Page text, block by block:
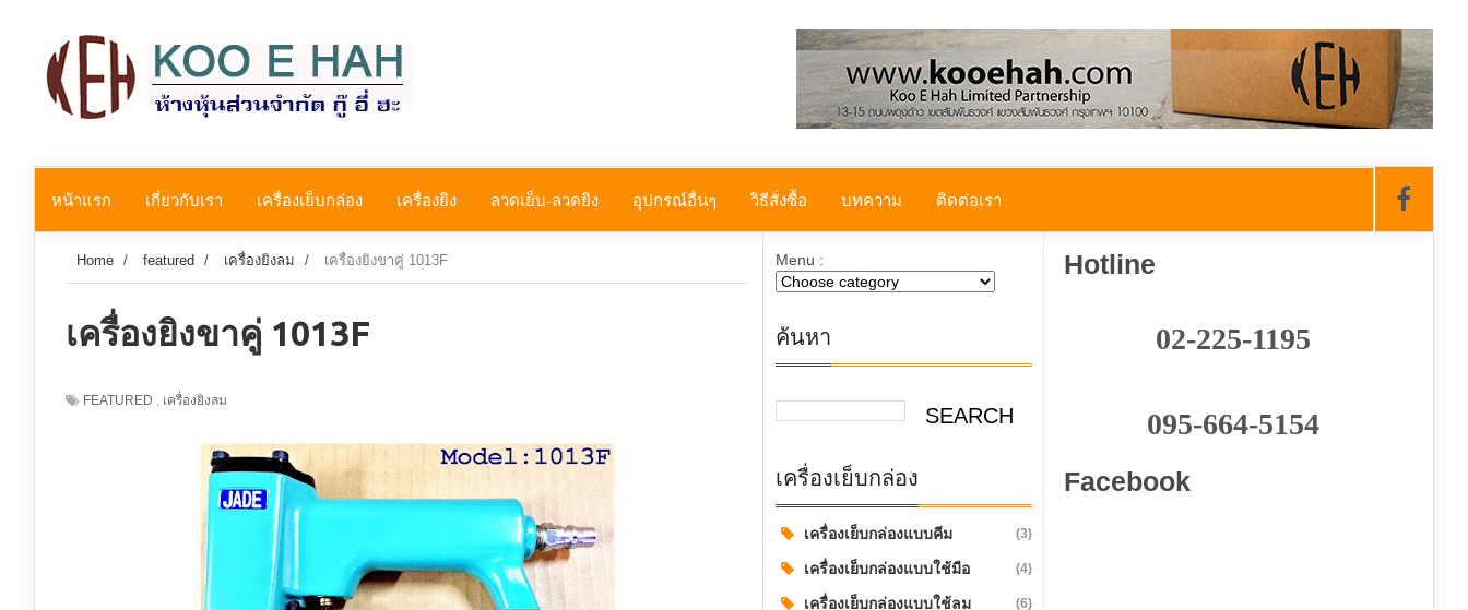
หน้าแรก เกี่ยวกับเรา เครื่องเย็บกล่อง เครื่องยิง ลวดเย็บ-ลวดยิง อุปกรณ์อื่นๆ วิธีสั่งซื้อ บทความ ติดต่อเรา
Menu :
ค้นหา
เครื่องเย็บกล่อง
เครื่องเย็บกล่องแบบคีม (3)
เครื่องเย็บกล่องแบบใช้มือ (4)
เครื่องเย็บกล่องแบบใช้ลม (6)
Home / featured / เครื่องยิงลม / เครื่องยิงขาคู่ 1013F
เครื่องยิงขาคู่ 1013F
FEATURED , เครื่องยิงลม
Hotline
02-225-1195
095-664-5154
Facebook